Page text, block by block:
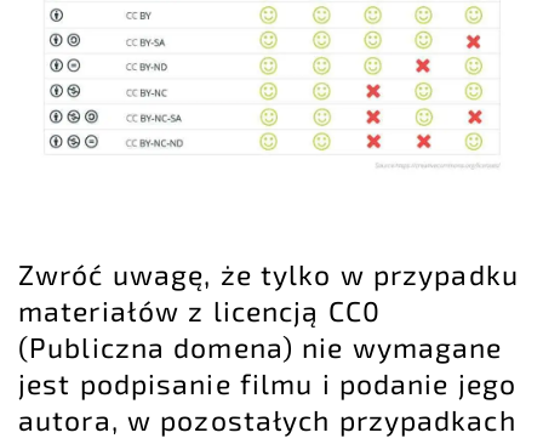
Zwróć uwagę, że tylko w przypadku
materiałów z licencją CC0
(Publiczna domena) nie wymagane
jest podpisanie filmu i podanie jego
autora, w pozostałych przypadkach